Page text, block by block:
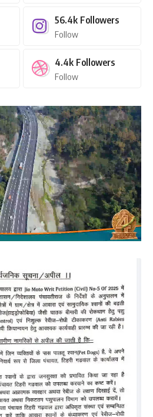
56.4k Followers
Follow
4.4k Followers
Follow